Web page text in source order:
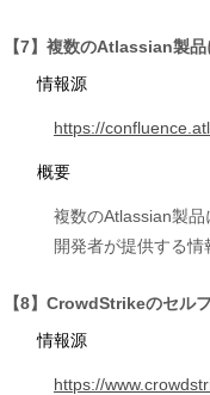
【7】複数のAtlassian製
情報源
https://
概要
複数のAtlassian製品
開発者が提供する情
【8】CrowdStrikeのセル
情報源
https://